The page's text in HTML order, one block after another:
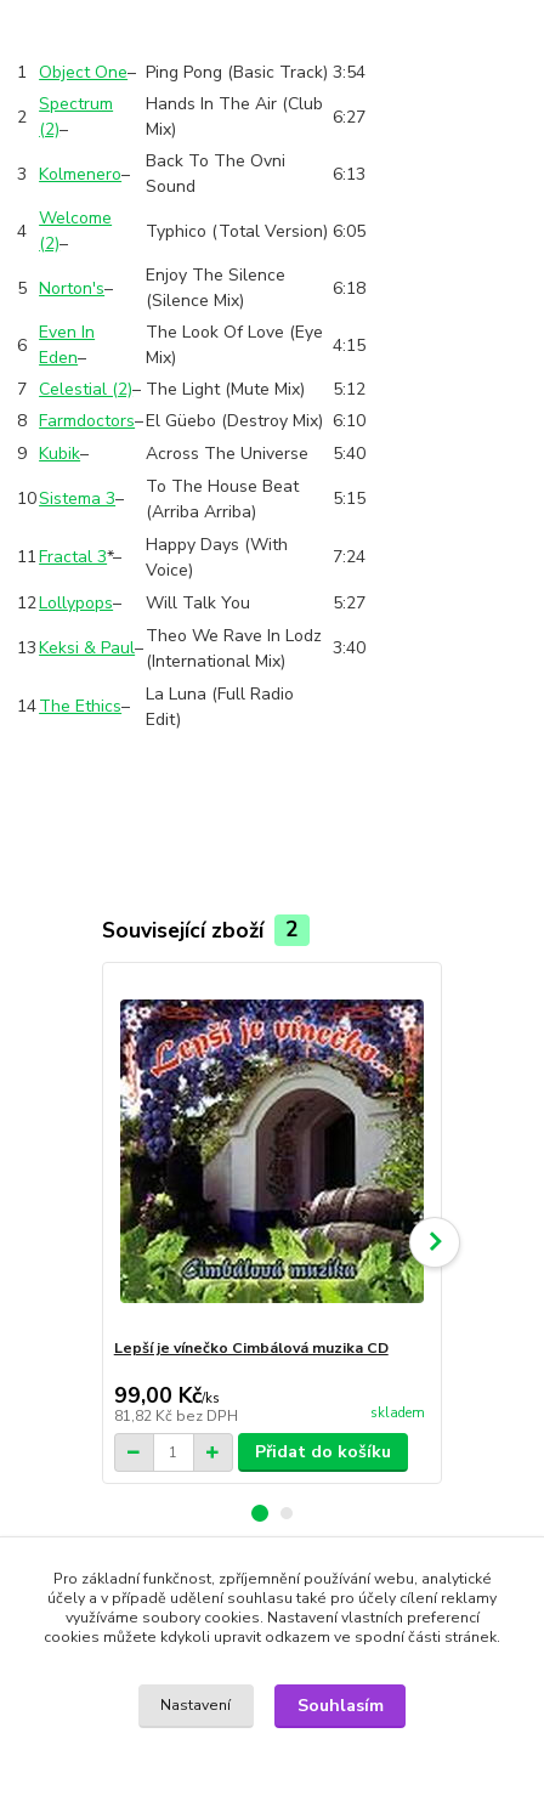
1 Object One– Ping Pong (Basic Track) 3:54
2
Spectrum
(2)–
Hands In The Air (Club
Mix)
6:27
3 Kolmenero–
Back To The Ovni
Sound
6:13
4
Welcome
(2)–
Typhico (Total Version) 6:05
5 Norton's–
Enjoy The Silence
(Silence Mix)
6:18
6
Even In
Eden–
The Look Of Love (Eye
Mix)
4:15
7 Celestial (2)– The Light (Mute Mix)
5:12
8 Farmdoctors–El Güebo (Destroy Mix) 6:10
9 Kubik– Across The Universe
5:40
10Sistema 3–
To The House Beat
(Arriba Arriba)
5:15
11Fractal 3*–
Happy Days (With
Voice)
7:24
12Lollypops– Will Talk You
5:27
13Keksi & Paul–
Theo We Rave In Lodz
(International Mix)
3:40
14The Ethics–
La Luna (Full Radio
Edit)
Související zboží 2
Lepší je vínečko Cimbálová muzika CD
99,00 Kč/ks
81,82 Kč bez DPH skladem
Přidat do košíku
Zboží zařazeno v kategoriích
CD AUDIO
Zahraniční Rock & Pop
Pro základní funkčnost, zpříjemnění používání webu, analytické
účely a v případě udělení souhlasu také pro účely cílení reklamy
využíváme soubory cookies. Nastavení vlastních preferencí
cookies můžete kdykoli upravit odkazem ve spodní části stránek.
Nastavení Souhlasím